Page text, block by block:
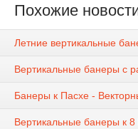
Похожие
Летние вертикальные
Вертикальные банеры с
Банеры к Пасхе -
Вертикальные банеры к